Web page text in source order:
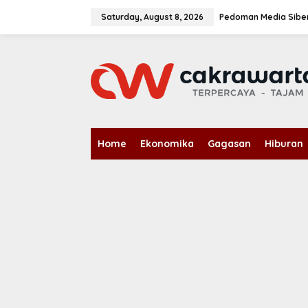
Saturday, August 8, 2026 Pedoman Media
Home Ekonomika Gagasan Hiburan